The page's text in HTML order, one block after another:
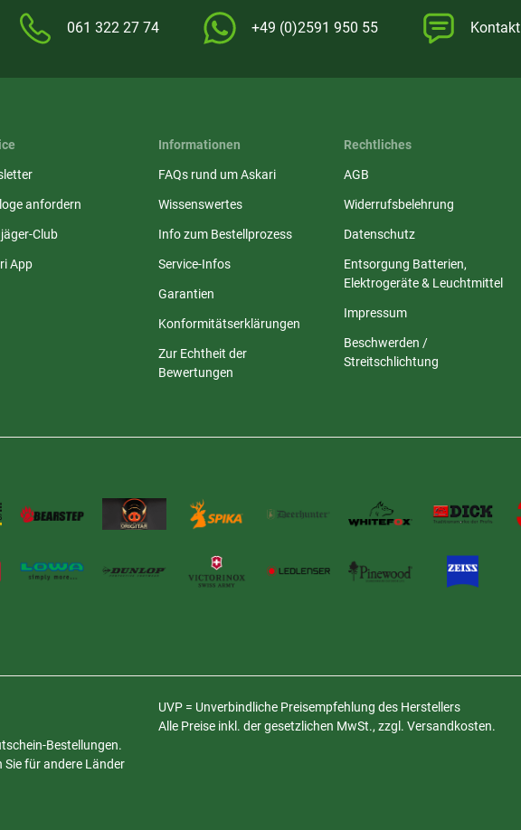
061 322 27 74 +49 (0)2591 950 55 Kontakt
anfordern
Club
App
Informationen
FAQs rund um Askari
Wissenswertes
Info zum Bestellprozess
Service-Infos
Garantien
Konformitätserklärungen
Zur Echtheit der
Bewertungen
Rechtliches
AGB
Widerrufsbelehrung
Datenschutz
Entsorgung Batterien,
Elektrogeräte & Leuchtmittel
Impressum
Beschwerden /
Streitschlichtung
Bestellungen.
für andere Länder
UVP = Unverbindliche Preisempfehlung des Herstellers
Alle Preise inkl. der gesetzlichen MwSt., zzgl. Versandkosten.